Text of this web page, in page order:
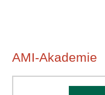
AMI-Akademie